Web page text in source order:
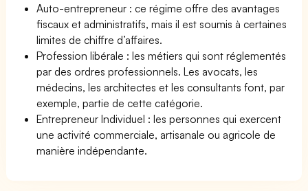
Auto-entrepreneur : ce régime offre des avantages
fiscaux et administratifs, mais il est soumis à certaines
limites de chiffre d’affaires.
Profession libérale : les métiers qui sont réglementés
par des ordres professionnels. Les avocats, les
médecins, les architectes et les consultants font, par
exemple, partie de cette catégorie.
Entrepreneur Individuel : les personnes qui exercent
une activité commerciale, artisanale ou agricole de
manière indépendante.